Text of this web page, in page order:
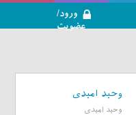
ورود/
عضویت
وحید امیدی
وحید امیدی